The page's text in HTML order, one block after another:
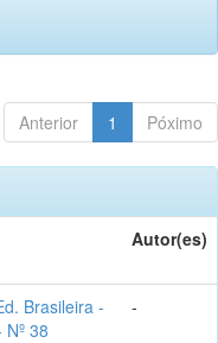
Anterior 1 Póximo
Autor(es)
Brasileira -
38
-